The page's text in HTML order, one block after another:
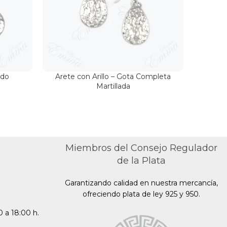
Arete con Arillo – Gota Completa
Martillada
a 18:00 h.
Miembros del Consejo Regulador
de la Plata
Garantizando calidad en nuestra mercancía,
ofreciendo plata de ley 925 y 950.